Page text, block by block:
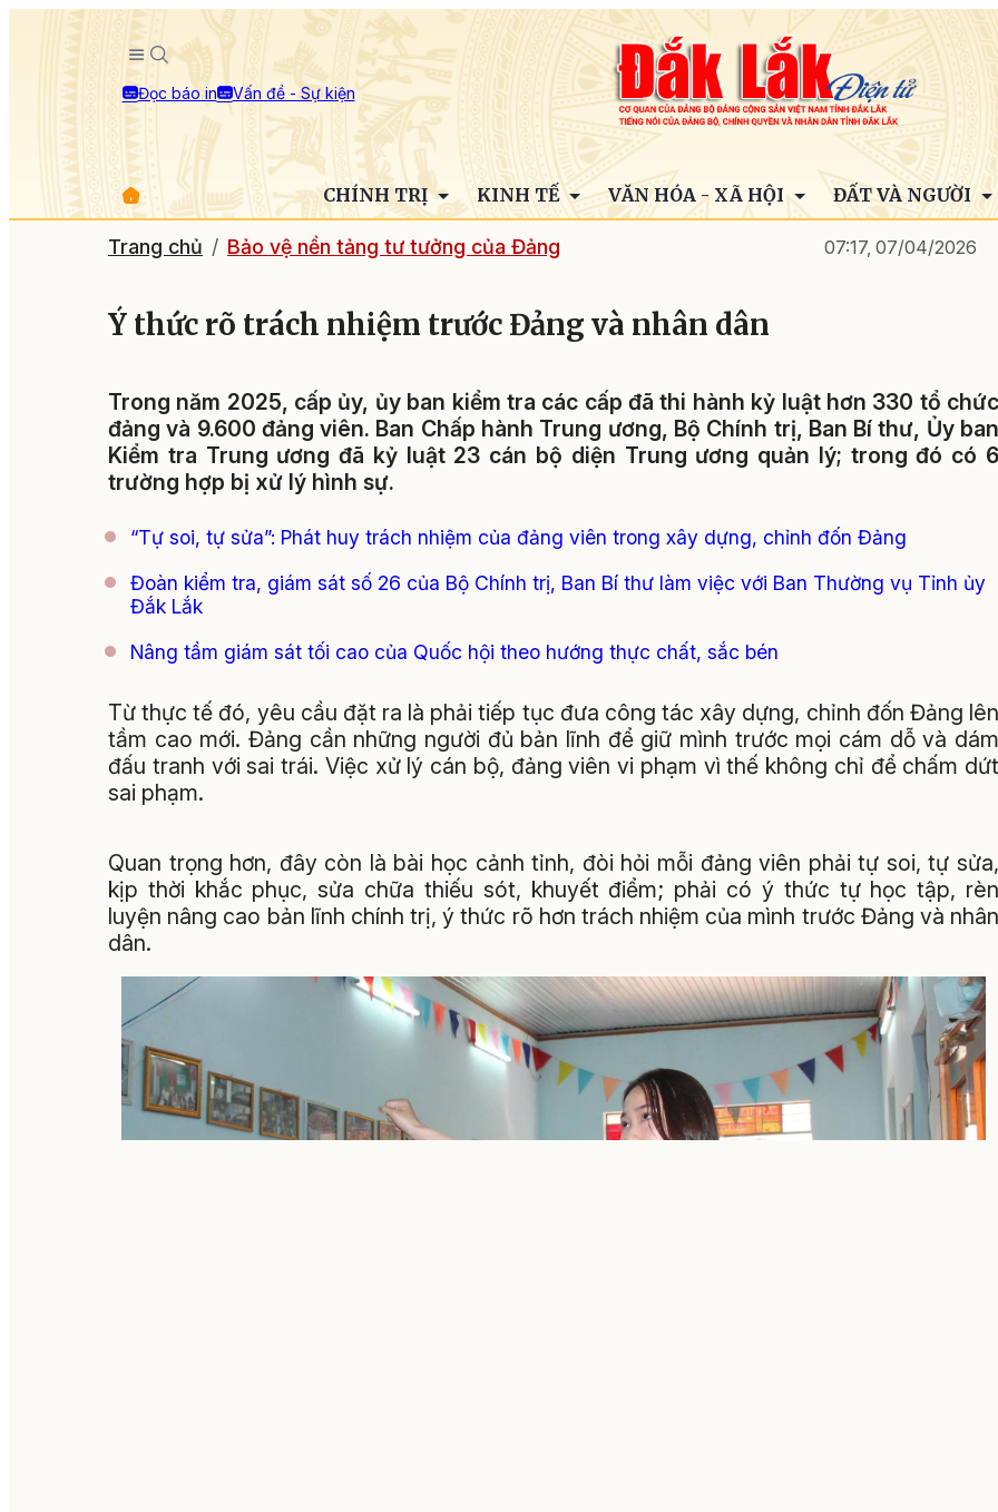
Đọc báo in Vấn đề - Sự kiện
CHÍNH TRỊ KINH TẾ VĂN HÓA - XÃ HỘI ĐẤT VÀ NGƯỜI
Trang chủ Bảo vệ nền tảng tư tưởng của Đảng 07:17, 07/04/2026
Ý thức rõ trách nhiệm trước Đảng và nhân dân
Trong năm 2025, cấp ủy, ủy ban kiểm tra các cấp đã thi hành kỷ luật hơn 330 tổ chức
đảng và 9.600 đảng viên. Ban Chấp hành Trung ương, Bộ Chính trị, Ban Bí thư, Ủy ban
Kiểm tra Trung ương đã kỷ luật 23 cán bộ diện Trung ương quản lý; trong đó có 6
trường hợp bị xử lý hình sự.
“Tự soi, tự sửa”: Phát huy trách nhiệm của đảng viên trong xây dựng, chỉnh đốn Đảng
Đoàn kiểm tra, giám sát số 26 của Bộ Chính trị, Ban Bí thư làm việc với Ban Thường vụ Tỉnh ủy
Đắk Lắk
Nâng tầm giám sát tối cao của Quốc hội theo hướng thực chất, sắc bén
Từ thực tế đó, yêu cầu đặt ra là phải tiếp tục đưa công tác xây dựng, chỉnh đốn Đảng lên
tầm cao mới. Đảng cần những người đủ bản lĩnh để giữ mình trước mọi cám dỗ và dám
đấu tranh với sai trái. Việc xử lý cán bộ, đảng viên vi phạm vì thế không chỉ để chấm dứt
sai phạm.
Quan trọng hơn, đây còn là bài học cảnh tỉnh, đòi hỏi mỗi đảng viên phải tự soi, tự sửa,
kịp thời khắc phục, sửa chữa thiếu sót, khuyết điểm; phải có ý thức tự học tập, rèn
luyện nâng cao bản lĩnh chính trị, ý thức rõ hơn trách nhiệm của mình trước Đảng và nhân
dân.